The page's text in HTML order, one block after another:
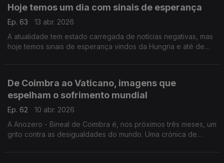
Hoje temos um dia com sinais de esperança
Ep. 63
13 abr. 2026
A atualidade tem estado carregada de notícias negativas, mas
hoje temos sinais de esperança vindos da Hungria e até de
De Coimbra ao Vaticano, imagens que
espelham o sofrimento mundial
Ep. 62
10 abr. 2026
A Anozero - Bineal de Coimbra é, nos próximos três meses, um
grito contra as desigualdades do mundo. Uma crónica de